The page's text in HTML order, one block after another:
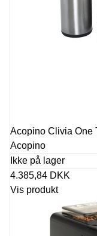
Acopino Clivia One
Acopino
Ikke på lager
4.385,84 DKK
Vis produkt